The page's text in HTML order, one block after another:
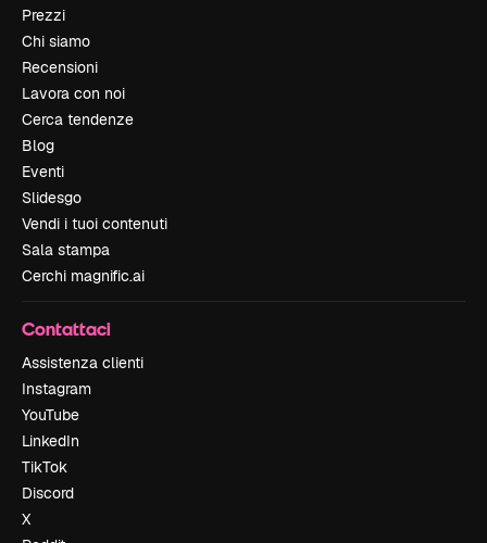
Prezzi
Chi siamo
Recensioni
Lavora con noi
Cerca tendenze
Blog
Eventi
Slidesgo
Vendi i tuoi contenuti
Sala stampa
Cerchi magnific.ai
Contattaci
Assistenza clienti
Instagram
YouTube
LinkedIn
TikTok
Discord
X